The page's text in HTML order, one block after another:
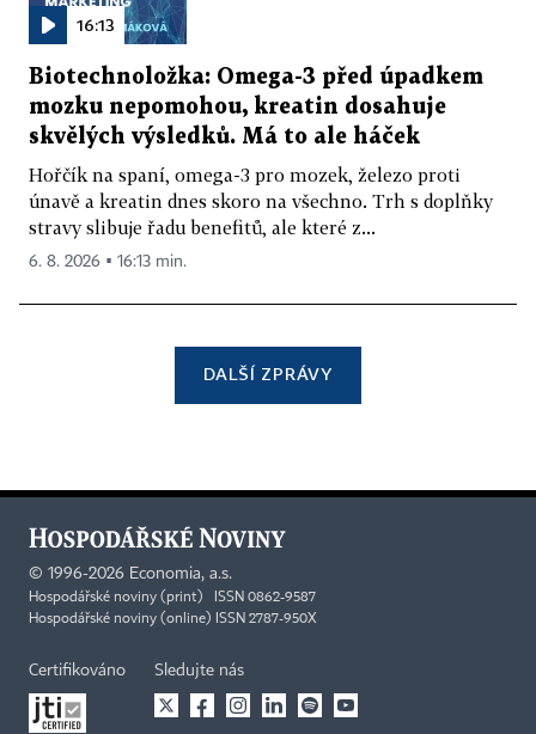
16:13
Biotechnoložka: Omega-3 před úpadkem
mozku nepomohou, kreatin dosahuje
skvělých výsledků. Má to ale háček
Hořčík na spaní, omega-3 pro mozek, železo proti
únavě a kreatin dnes skoro na všechno. Trh s doplňky
stravy slibuje řadu benefitů, ale které z...
6. 8. 2026 ▪ 16:13 min.
DALŠÍ ZPRÁVY
© 1996-2026 Economia, a.s.
Hospodářské noviny (print) ISSN 0862-9587
Hospodářské noviny (online) ISSN 2787-950X
Certifikováno Sledujte nás